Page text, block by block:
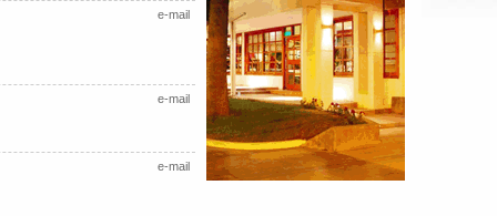
e-mail
e-mail
e-mail